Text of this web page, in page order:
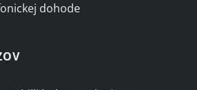
dohode